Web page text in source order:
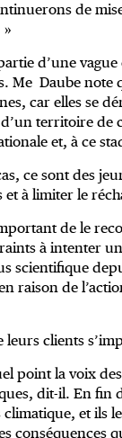
de
d’une
Me Daube
car elles se
territoire de
et, à ce
ce sont des
et à limiter le
de le
à intenter
scientifique
raison de
clients
point la voix
dit-il. En fin
et ils
conséquences